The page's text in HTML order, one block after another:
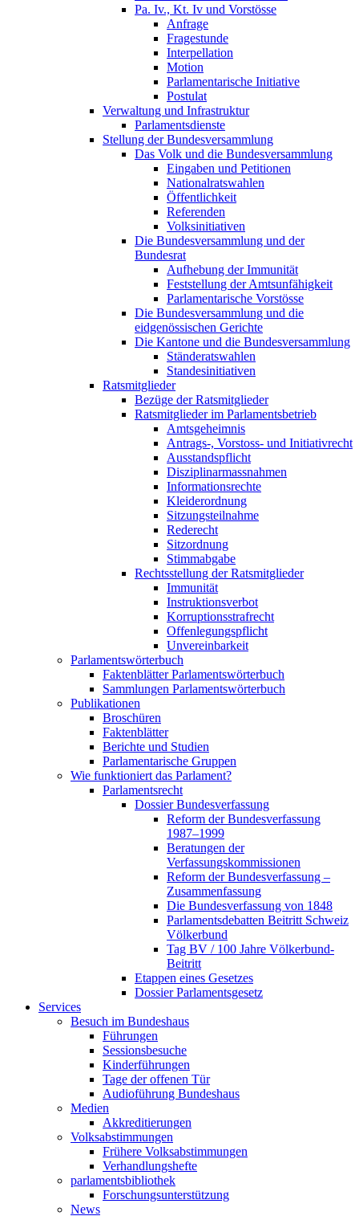
Pa. Iv., Kt. Iv und Vorstösse
Anfrage
Fragestunde
Interpellation
Motion
Parlamentarische Initiative
Postulat
Verwaltung und Infrastruktur
Parlamentsdienste
Stellung der Bundesversammlung
Das Volk und die Bundesversammlung
Eingaben und Petitionen
Nationalratswahlen
Öffentlichkeit
Referenden
Volksinitiativen
Die Bundesversammlung und der
Bundesrat
Aufhebung der Immunität
Feststellung der Amtsunfähigkeit
Parlamentarische Vorstösse
Die Bundesversammlung und die
eidgenössischen Gerichte
Die Kantone und die Bundesversammlung
Ständeratswahlen
Standesinitiativen
Ratsmitglieder
Bezüge der Ratsmitglieder
Ratsmitglieder im Parlamentsbetrieb
Amtsgeheimnis
Antrags-, Vorstoss- und Initiativrecht
Ausstandspflicht
Disziplinarmassnahmen
Informationsrechte
Kleiderordnung
Sitzungsteilnahme
Rederecht
Sitzordnung
Stimmabgabe
Rechtsstellung der Ratsmitglieder
Immunität
Instruktionsverbot
Korruptionsstrafrecht
Offenlegungspflicht
Unvereinbarkeit
Parlamentswörterbuch
Faktenblätter Parlamentswörterbuch
Sammlungen Parlamentswörterbuch
Publikationen
Broschüren
Faktenblätter
Berichte und Studien
Parlamentarische Gruppen
Wie funktioniert das Parlament?
Parlamentsrecht
Dossier Bundesverfassung
Reform der Bundesverfassung
1987–1999
Beratungen der
Verfassungskommissionen
Reform der Bundesverfassung –
Zusammenfassung
Die Bundesverfassung von 1848
Parlamentsdebatten Beitritt Schweiz
Völkerbund
Tag BV / 100 Jahre Völkerbund-
Beitritt
Etappen eines Gesetzes
Dossier Parlamentsgesetz
Services
Besuch im Bundeshaus
Führungen
Sessionsbesuche
Kinderführungen
Tage der offenen Tür
Audioführung Bundeshaus
Medien
Akkreditierungen
Volksabstimmungen
Frühere Volksabstimmungen
Verhandlungshefte
parlamentsbibliothek
Forschungsunterstützung
News